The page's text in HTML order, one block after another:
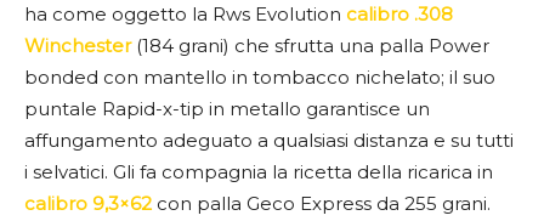
ha come oggetto la Rws Evolution calibro .308
Winchester(184 grani) che sfrutta una palla Power
bonded con mantello in tombacco nichelato; il suo
puntale Rapid-x-tip in metallo garantisce un
affungamento adeguato a qualsiasi distanza e su tutti
i selvatici. Gli fa compagnia la ricetta della ricarica in
calibro 9,3×62 con palla Geco Express da 255 grani.